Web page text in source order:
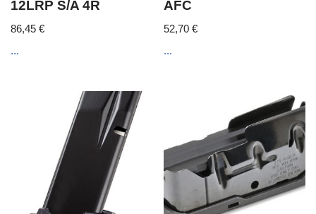
12LRP S/A 4R
86,45 €
...
AFC
52,70€
...